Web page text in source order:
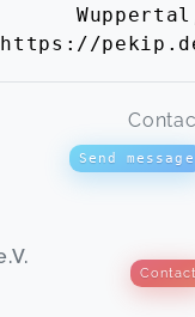
https://
Send message
Contact